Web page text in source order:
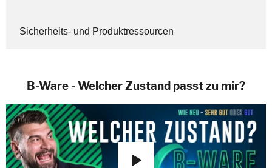
Sicherheits- und Produktressourcen
B-Ware - Welcher Zustand passt zu mir?